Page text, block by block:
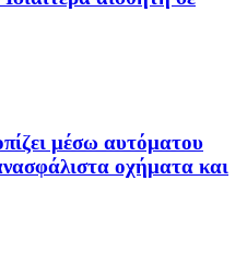
μέσω αυτόματου
οχήματα και